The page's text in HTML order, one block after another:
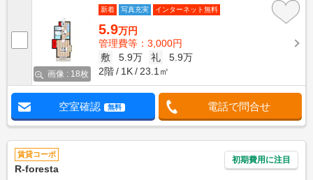
画像 : 18枚
新着 写真充実 インターネット無料
5.9万円
管理費等：3,000円
敷
5.9万 礼
5.9万
2階
1K 23.1㎡
空室確認 無料 電話で問合せ
賃貸コーポ
R‐foresta
初期費用に注目